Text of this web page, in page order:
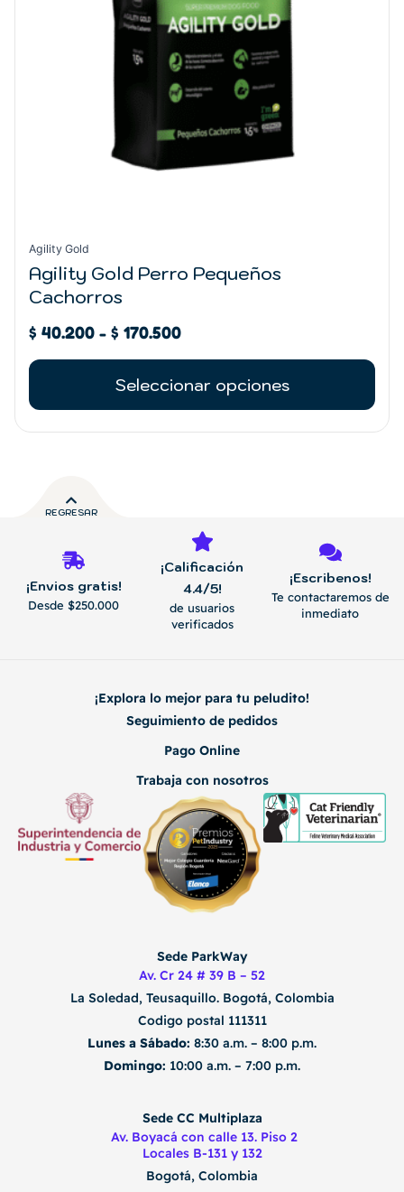
Agility Gold
Agility Gold Perro Pequeños
Cachorros
$ 40.200 - $ 170.500
Seleccionar opciones
REGRESAR
¡Envios gratis!
Desde $250.000
¡Calificación
4.4/5!
de usuarios
verificados
¡Escribenos!
Te contactaremos de
inmediato
¡Explora lo mejor para tu peludito!
Seguimiento de pedidos
Pago Online
Trabaja con nosotros
Sede ParkWay
Av. Cr 24 # 39 B – 52
La Soledad, Teusaquillo. Bogotá, Colombia
Codigo postal 111311
Lunes a Sábado: 8:30 a.m. – 8:00 p.m.
Domingo: 10:00 a.m. – 7:00 p.m.
Sede CC Multiplaza
Av. Boyacá con calle 13. Piso 2
Locales B-131 y 132
Bogotá, Colombia